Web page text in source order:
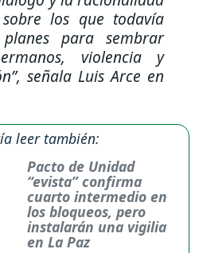
los que todavía
para sembrar
violencia y
señala Luis Arce en
leer también:
Pacto de Unidad
“evista” confirma
cuarto intermedio en
los bloqueos, pero
instalarán una vigilia
en La Paz